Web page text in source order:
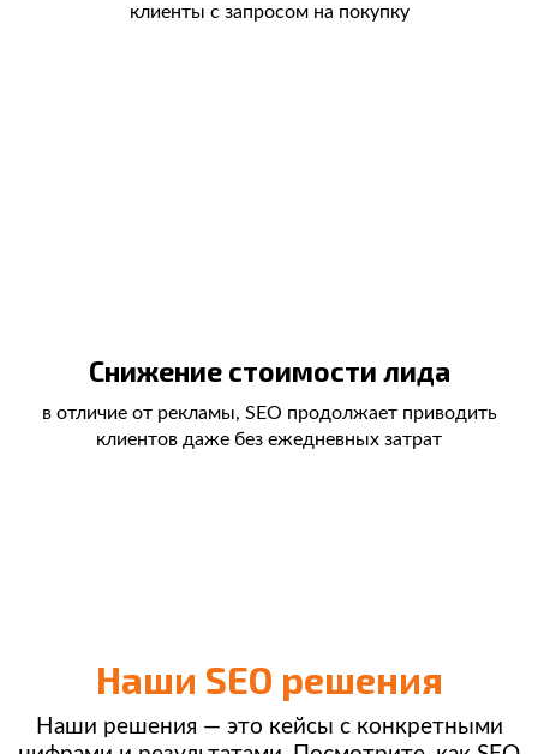
клиенты с запросом на покупку
Снижение стоимости лида
в отличие от рекламы, SEO продолжает приводить
клиентов даже без ежедневных затрат
Наши SEO решения
Наши решения — это кейсы с конкретными